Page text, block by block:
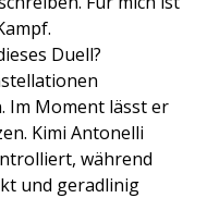
Duell?
Im Moment lässt er
Kimi Antonelli
während
und geradlinig